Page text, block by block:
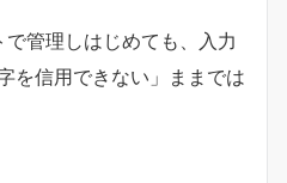
管理しはじめても、入力
を信用できない」ままでは